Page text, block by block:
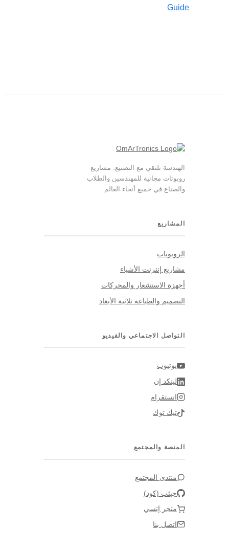
Guide
الهندسة تلتقي مع التصنيع. مشاريع
روبوتات مجانية للمهندسين والطلاب
والصناع في جميع أنحاء العالم.
المشاريع
الروبوتات
مشاريع إنترنت الأشياء
أجهزة الاستشعار والمحركات
التصميم والطباعة ثلاثية الأبعاد
التواصل الاجتماعي والفيديو
يوتيوب
لينكد إن
انستقرام
تيك توك
المنصة والمجتمع
منتدى المجتمع
جيثب (كود)
متجر إتسي
اتصل بنا